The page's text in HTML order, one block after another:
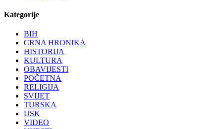
Kategorije
BIH
CRNA HRONIKA
HISTORIJA
KULTURA
OBAVIJESTI
POČETNA
RELIGIJA
SVIJET
TURSKA
USK
VIDEO